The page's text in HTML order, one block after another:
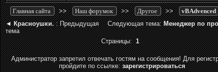
Главная сайта >> Наш форумок >> Другое >> vBAdvenced
◄Красноушки.: Предыдущая
тема
Следующая тема:Менеджер по
Страницы:1
Администратор запретил отвечать гостям на сообщения! Для
пройдите по ссылке:зарегистрироваться